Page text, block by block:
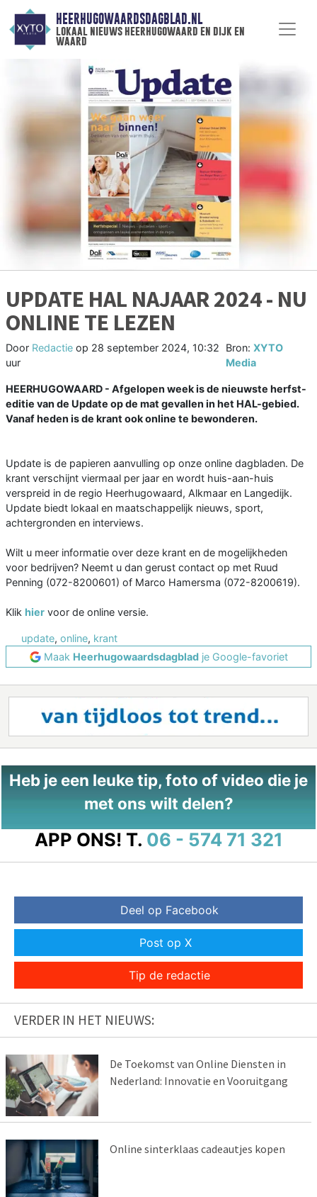
HEERHUGOWAARDSDAGBLAD.NL
lokaal nieuws heerhugowaard en dijk en
waard
UPDATE HAL NAJAAR 2024 - NU
ONLINE TE LEZEN
Door Redactie op 28 september 2024, 10:32
uur
Bron:XYTO
Media
HEERHUGOWAARD - Afgelopen week is de nieuwste herfst-
editie van de Update op de mat gevallen in het HAL-gebied.
Vanaf heden is de krant ook online te bewonderen.
Update is de papieren aanvulling op onze online dagbladen. De
krant verschijnt viermaal per jaar en wordt huis-aan-huis
verspreid in de regio Heerhugowaard, Alkmaar en Langedijk.
Update biedt lokaal en maatschappelijk nieuws, sport,
achtergronden en interviews.
Wilt u meer informatie over deze krant en de mogelijkheden
voor bedrijven? Neemt u dan gerust contact op met Ruud
Penning (072-8200601) of Marco Hamersma (072-8200619).
Klik hier voor de online versie.
update, online, krant
Maak Heerhugowaardsdagbladje Google-favoriet
Heb je een leuke tip, foto of video die je
met ons wilt delen?
APP ONS! T. 06 - 574 71 321
Deel op Facebook
Post op X
Tip de redactie
VERDER IN HET NIEUWS:
De Toekomst van Online Diensten in
Nederland: Innovatie en Vooruitgang
Online sinterklaas cadeautjes kopen